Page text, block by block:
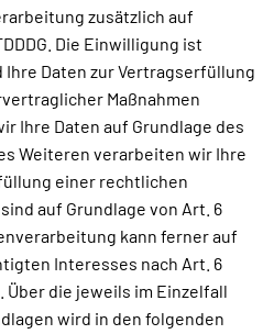
zusätzlich auf
Die Einwilligung ist
Daten zur Vertragserfüllung
Maßnahmen
Ihre Daten auf Grundlage des
Weiteren verarbeiten wir Ihre
einer rechtlichen
auf Grundlage von Art. 6
kann ferner auf
Interesses nach Art. 6
Über die jeweils im Einzelfall
wird in den folgenden